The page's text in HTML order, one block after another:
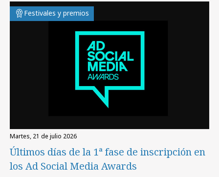
Festivales y premios
martes, 21 de julio 2026
Últimos días de la 1ª fase de inscripción en
los Ad Social Media Awards